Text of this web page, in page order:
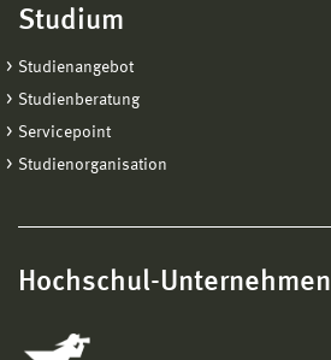
Studium
Studienangebot
Studienberatung
Servicepoint
Studienorganisation
Hochschul-Unternehmen